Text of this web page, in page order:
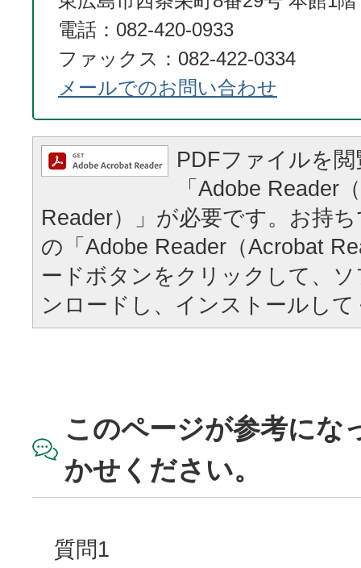
電話：082-420-0933
ファックス：082-422-0334
メールでのお問い合わせ
PDFファイルを
「Adobe Reader
Reader）」が必要です。お持
の「Adobe Reader（Acrobat
ードボタンをクリックして、
ンロードし、インストールし
このページが参考にな
かせください。
質問1